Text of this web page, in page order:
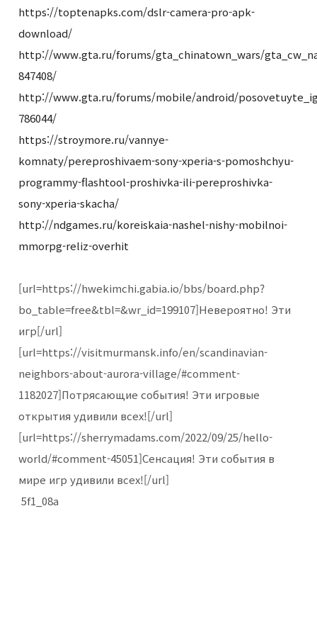
https://toptenapks.com/dslr-camera-pro-apk-
download/
http://www.gta.ru/forums/gta_chinatown_wars/
847408/
http://www.gta.ru/forums/mobile/android/
786044/
https://stroymore.ru/vannye-
komnaty/pereproshivaem-sony-xperia-s-pomoshchyu-
programmy-flashtool-proshivka-ili-pereproshivka-
sony-xperia-skacha/
http://ndgames.ru/koreiskaia-nashel-nishy-mobilnoi-
mmorpg-reliz-overhit
[url=https://hwekimchi.gabia.io/bbs/board.php?
bo_table=free&tbl=&wr_id=199107]Невероятно! Эти
игр[/url]
[url=https://visitmurmansk.info/en/scandinavian-
neighbors-about-aurora-village/#comment-
1182027]Потрясающие события! Эти игровые
открытия удивили всех![/url]
[url=https://sherrymadams.com/2022/09/25/hello-
world/#comment-45051]Сенсация! Эти события в
мире игр удивили всех![/url]
5f1_08a